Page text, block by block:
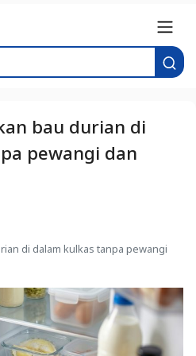
bau durian di
pewangi dan
di dalam kulkas tanpa pewangi